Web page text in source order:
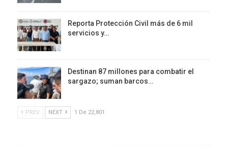
Reporta Protección Civil más de 6 mil
servicios y…
Destinan 87 millones para combatir el
sargazo; suman barcos…
PREV NEXT 1 De 22,801